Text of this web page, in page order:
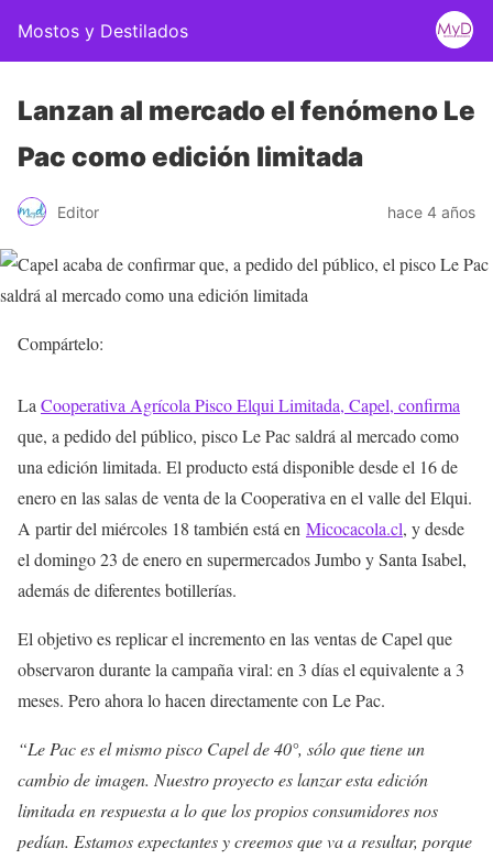
Mostos y Destilados
Lanzan al mercado el fenómeno Le
Pac como edición limitada
Editor hace 4 años
Compártelo:
La Cooperativa Agrícola Pisco Elqui Limitada, Capel, confirma
que, a pedido del público, pisco Le Pac saldrá al mercado como
una edición limitada. El producto está disponible desde el 16 de
enero en las salas de venta de la Cooperativa en el valle del Elqui.
A partir del miércoles 18 también está en Micocacola.cl, y desde
el domingo 23 de enero en supermercados Jumbo y Santa Isabel,
además de diferentes botillerías.
El objetivo es replicar el incremento en las ventas de Capel que
observaron durante la campaña viral: en 3 días el equivalente a 3
meses. Pero ahora lo hacen directamente con Le Pac.
“Le Pac es el mismo pisco Capel de 40°, sólo que tiene un
cambio de imagen. Nuestro proyecto es lanzar esta edición
limitada en respuesta a lo que los propios consumidores nos
pedían. Estamos expectantes y creemos que va a resultar, porque